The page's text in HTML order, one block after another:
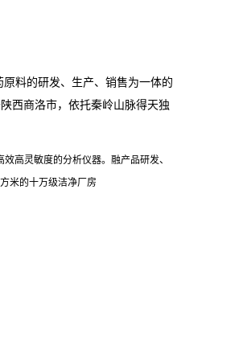
料的研发、生产、销售为一体的
西商洛市，依托秦岭山脉得天独
高灵敏度的分析仪器。融产品研发、
米的十万级洁净厂房